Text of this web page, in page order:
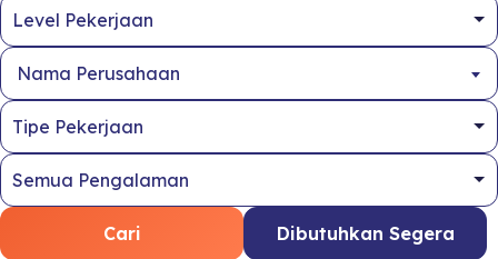
Nama Perusahaan
Cari Dibutuhkan Segera